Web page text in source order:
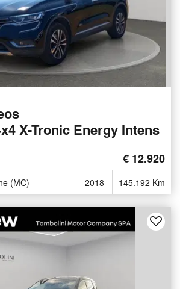
X-Tronic Energy Intens
€ 12.920
(MC) 2018 145.192 Km